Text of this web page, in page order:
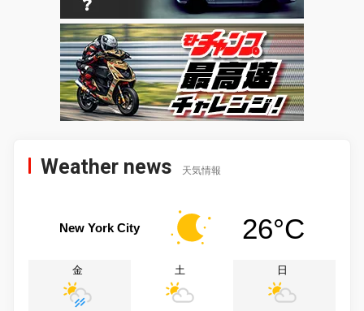
Weather news 天気情報
New York City 26°C
金 土 日